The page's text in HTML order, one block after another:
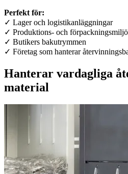
Perfekt för:
✓ Lager och logistikanläggningar
✓ Produktions- och
✓ Butikers bakutrymmen
✓ Företag som hanterar
Hanterar vardagliga
material